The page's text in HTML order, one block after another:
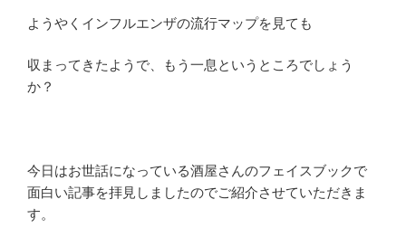
ようやくインフルエンザの流行マップを見ても
収まってきたようで、もう一息というところでしょう
か？
今日はお世話になっている酒屋さんのフェイスブックで
面白い記事を拝見しましたのでご紹介させていただきま
す。